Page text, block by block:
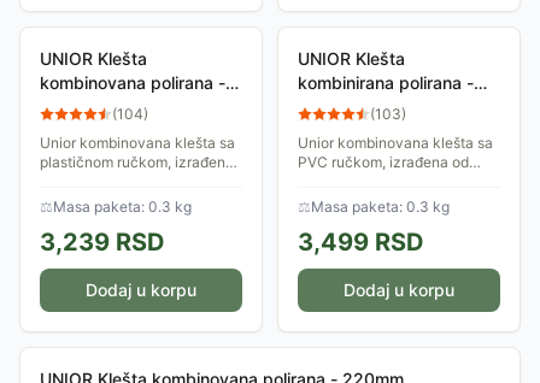
UNIOR Klešta
kombinovana polirana -
200mm, HROMIRANE,
782397
(104)
Unior kombinovana klešta sa
plastičnom ručkom, izrađena
po standardu ISO 5746.
Površina fosfatirana. Različite
završne...
⚖Masa paketa: 0.3 kg
3,239 RSD
Dodaj u korpu
UNIOR Klešta
kombinirana polirana -
180mm, BI DRŠKA, art.
291569
(103)
Unior kombinovana klešta sa
PVC ručkom, izrađena od
standard ISO 5746 i EN
60900. Čeljusti polirane.
Različite završne...
⚖Masa paketa: 0.3 kg
3,499 RSD
Dodaj u korpu
UNIOR Klešta kombinovana polirana - 220mm,